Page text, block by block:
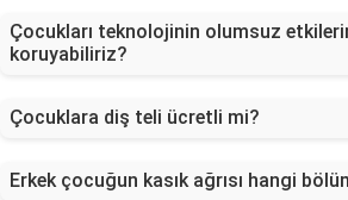
Çocukları teknolojinin olumsuz
koruyabiliriz?
Çocuklara diş teli ücretli mi?
Erkek çocuğun kasık ağrısı hangi